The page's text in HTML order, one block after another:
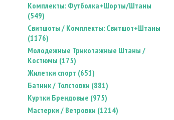
Комплекты: Футболка+Шорты/Штаны
(549)
Свитшоты / Комплекты: Свитшот+Штаны
(1176)
Молодежные Трикотажные Штаны /
Костюмы (175)
Жилетки спорт (651)
Батник / Толстовки (881)
Куртки Брендовые (975)
Мастерки / Ветровки (1214)